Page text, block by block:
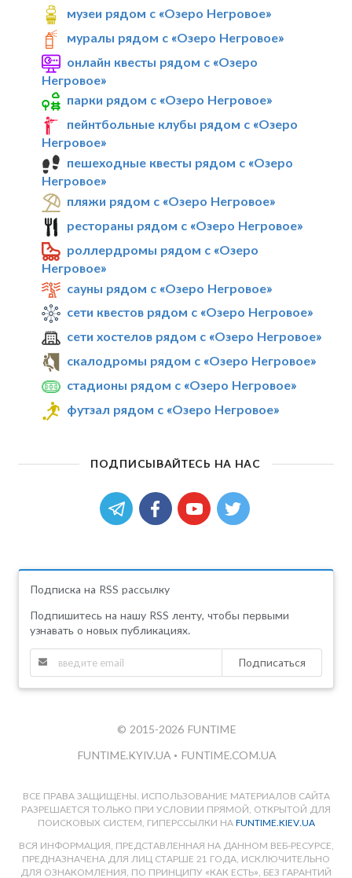
музеи рядом с «Озеро Негровое»
муралы рядом с «Озеро Негровое»
онлайн квесты рядом с «Озеро
Негровое»
парки рядом с «Озеро Негровое»
пейнтбольные клубы рядом с «Озеро
Негровое»
пешеходные квесты рядом с «Озеро
Негровое»
пляжи рядом с «Озеро Негровое»
рестораны рядом с «Озеро Негровое»
роллердромы рядом с «Озеро
Негровое»
сауны рядом с «Озеро Негровое»
сети квестов рядом с «Озеро Негровое»
сети хостелов рядом с «Озеро Негровое»
скалодромы рядом с «Озеро Негровое»
стадионы рядом с «Озеро Негровое»
футзал рядом с «Озеро Негровое»
ПОДПИСЫВАЙТЕСЬ НА НАС
Подписка на RSS рассылку
Подпишитесь на нашу RSS ленту, чтобы первыми
узнавать о новых публикациях.
Подписаться
© 2015-2026 FUNTIME
FUNTIME.KYIV.UA • FUNTIME.COM.UA
ВСЕ ПРАВА ЗАЩИЩЕНЫ. ИСПОЛЬЗОВАНИЕ МАТЕРИАЛОВ САЙТА
РАЗРЕШАЕТСЯ ТОЛЬКО ПРИ УСЛОВИИ ПРЯМОЙ, ОТКРЫТОЙ ДЛЯ
ПОИСКОВЫХ СИСТЕМ, ГИПЕРССЫЛКИ НА FUNTIME.KIEV.UA
ВСЯ ИНФОРМАЦИЯ, ПРЕДСТАВЛЕННАЯ НА ДАННОМ ВЕБ-РЕСУРСЕ,
ПРЕДНАЗНАЧЕНА ДЛЯ ЛИЦ СТАРШЕ 21 ГОДА, ИСКЛЮЧИТЕЛЬНО
ДЛЯ ОЗНАКОМЛЕНИЯ, ПО ПРИНЦИПУ «КАК ЕСТЬ», БЕЗ ГАРАНТИЙ